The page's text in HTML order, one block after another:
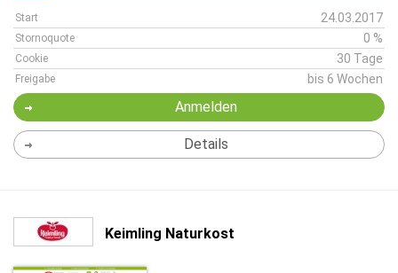
Start 24.03.2017
Stornoquote 0 %
Cookie 30 Tage
Freigabe bis 6 Wochen
Anmelden
Details
Keimling Naturkost